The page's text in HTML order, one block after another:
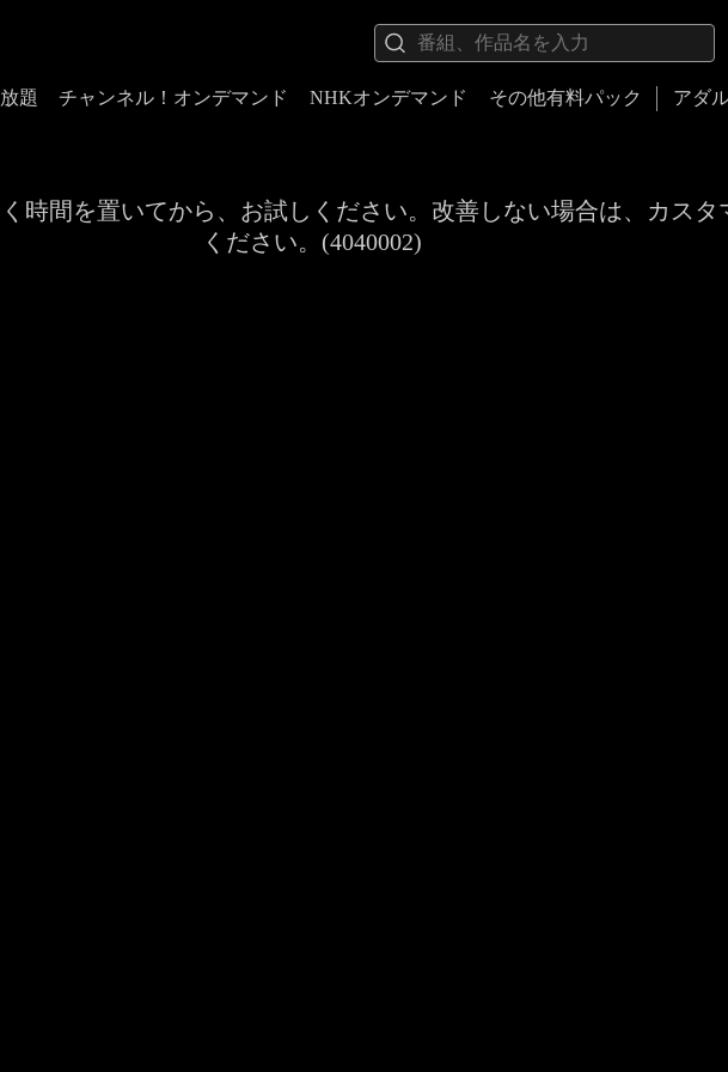
題 チャンネル！オンデマンド NHKオンデマンド その他有料パック アダ
時間を置いてから、お試しください。改善しない場合は、カス
ください。(4040002)